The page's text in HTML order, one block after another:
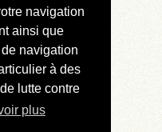
navigation
ainsi que
navigation
à des
lutte contre
plus